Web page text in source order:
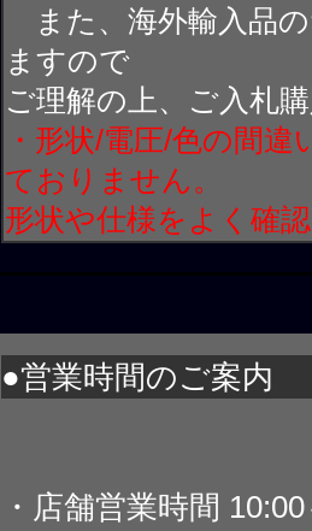
また、海外輸入品
ますので
ご理解の上、ご入札
・形状/電圧/色の間
ておりません。
形状や仕様をよく確
●営業時間のご案内
・店舗営業時間